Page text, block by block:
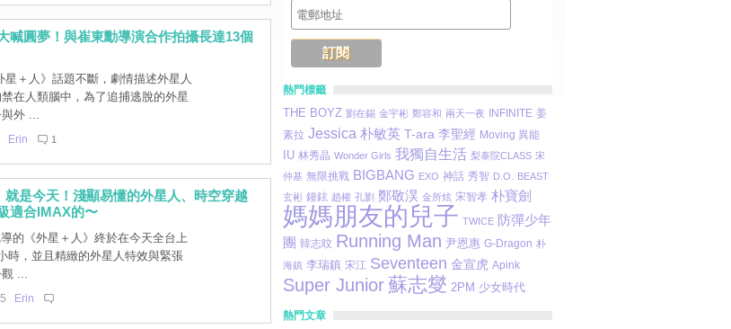
喊圓夢！與崔東勳導演合作拍攝長達13個
＋人》話題不斷，劇情描述外星人
在人類腦中，為了追捕逃脫的外星
外 ...
Erin 1
是今天！淺顯易懂的外星人、時空穿越
適合IMAX的〜
的《外星＋人》終於在今天全台上
時，並且精緻的外星人特效與緊張
...
Erin
熱門標籤
THE BOYZ 劉在錫 金宇彬 鄭容和 兩天一夜 INFINITE 姜
素拉 Jessica 朴敏英 T-ara 李聖經 Moving 異能
IU 林秀晶 Wonder Girls 我獨自生活 梨泰院CLASS 宋
仲基 無限挑戰 BIGBANG EXO 神話 秀智 D.O.
BEAST
玄彬 鐘鉉 趙權 孔劉 鄭敬淏 金所炫 宋智孝 朴寶劍
媽媽朋友的兒子 TWICE 防彈少年
團 韓志旼 Running Man 尹恩惠 G-Dragon 朴
海鎮 李瑞鎮 宋江 Seventeen 金宣虎 Apink
Super Junior 蘇志燮 2PM 少女時代
熱門文章